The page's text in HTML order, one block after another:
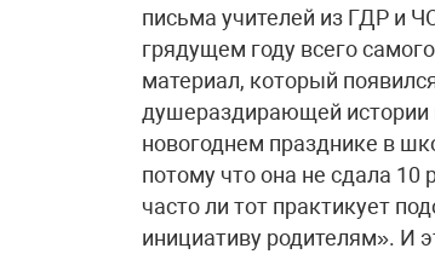
письма учителей из ГДР и
грядущем году всего
материал, который
душераздирающей истории
новогоднем празднике в
потому что она не сдала 10
часто ли тот практикует
инициативу родителям». И